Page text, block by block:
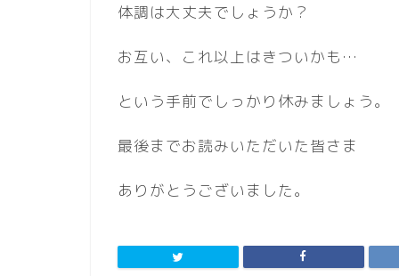
体調は大丈夫でしょうか？
お互い、これ以上はきついかも…
という手前でしっかり休みましょう。
最後までお読みいただいた皆さま
ありがとうございました。